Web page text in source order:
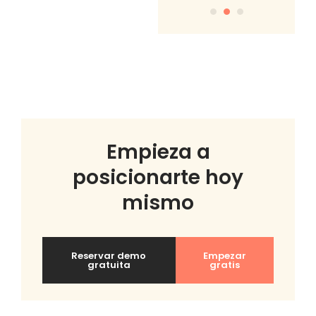
Empieza a
posicionarte hoy
mismo
Reservar demo
gratuita
Empezar
gratis